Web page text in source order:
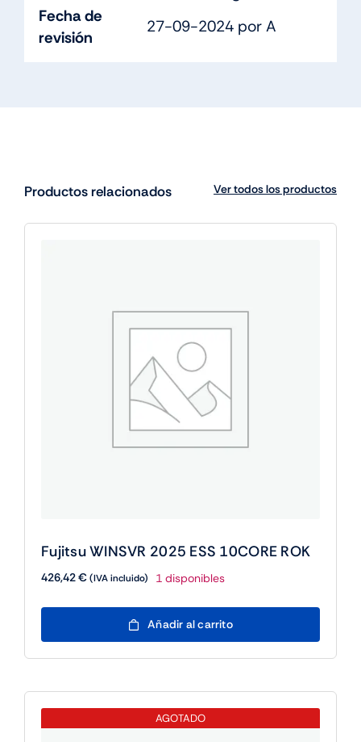
Fecha de
revisión
27-09-2024 por A
Productos relacionados Ver todos los productos
Fujitsu WINSVR 2025 ESS 10CORE ROK
426,42€(IVA incluido) 1 disponibles
Fujitsu
WINSVR
10CORE
ROK
Añadir al carrito
AGOTADO